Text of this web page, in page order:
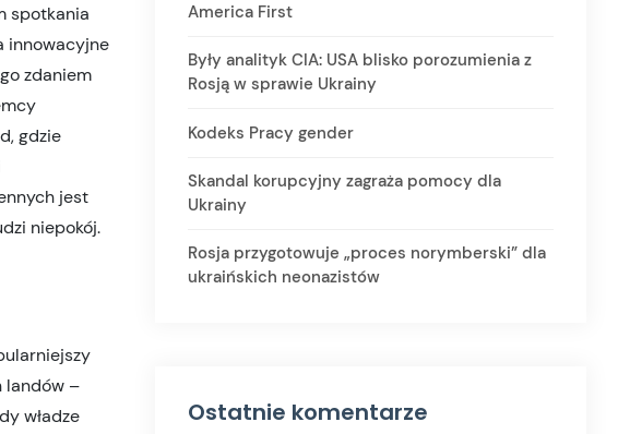
spotkania
innowacyjne
zdaniem
gdzie
jest
niepokój.
landów –
władze
America First
Były analityk CIA: USA blisko porozumienia z
Rosją w sprawie Ukrainy
Kodeks Pracy gender
Skandal korupcyjny zagraża pomocy dla
Ukrainy
Rosja przygotowuje „proces norymberski” dla
ukraińskich neonazistów
Ostatnie komentarze